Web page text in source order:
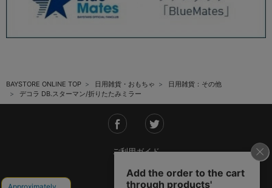
BAYSTORE ONLINE TOP 日用雑貨・おもちゃ
日用雑貨：その他
デコラ DB.スターマン/折りたたみミラー
ご利用ガイド
会社概要